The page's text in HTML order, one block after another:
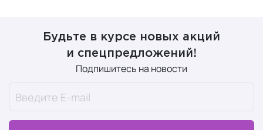
Будьте в курсе новых акций
и спецпредложений!
Подпишитесь на новости